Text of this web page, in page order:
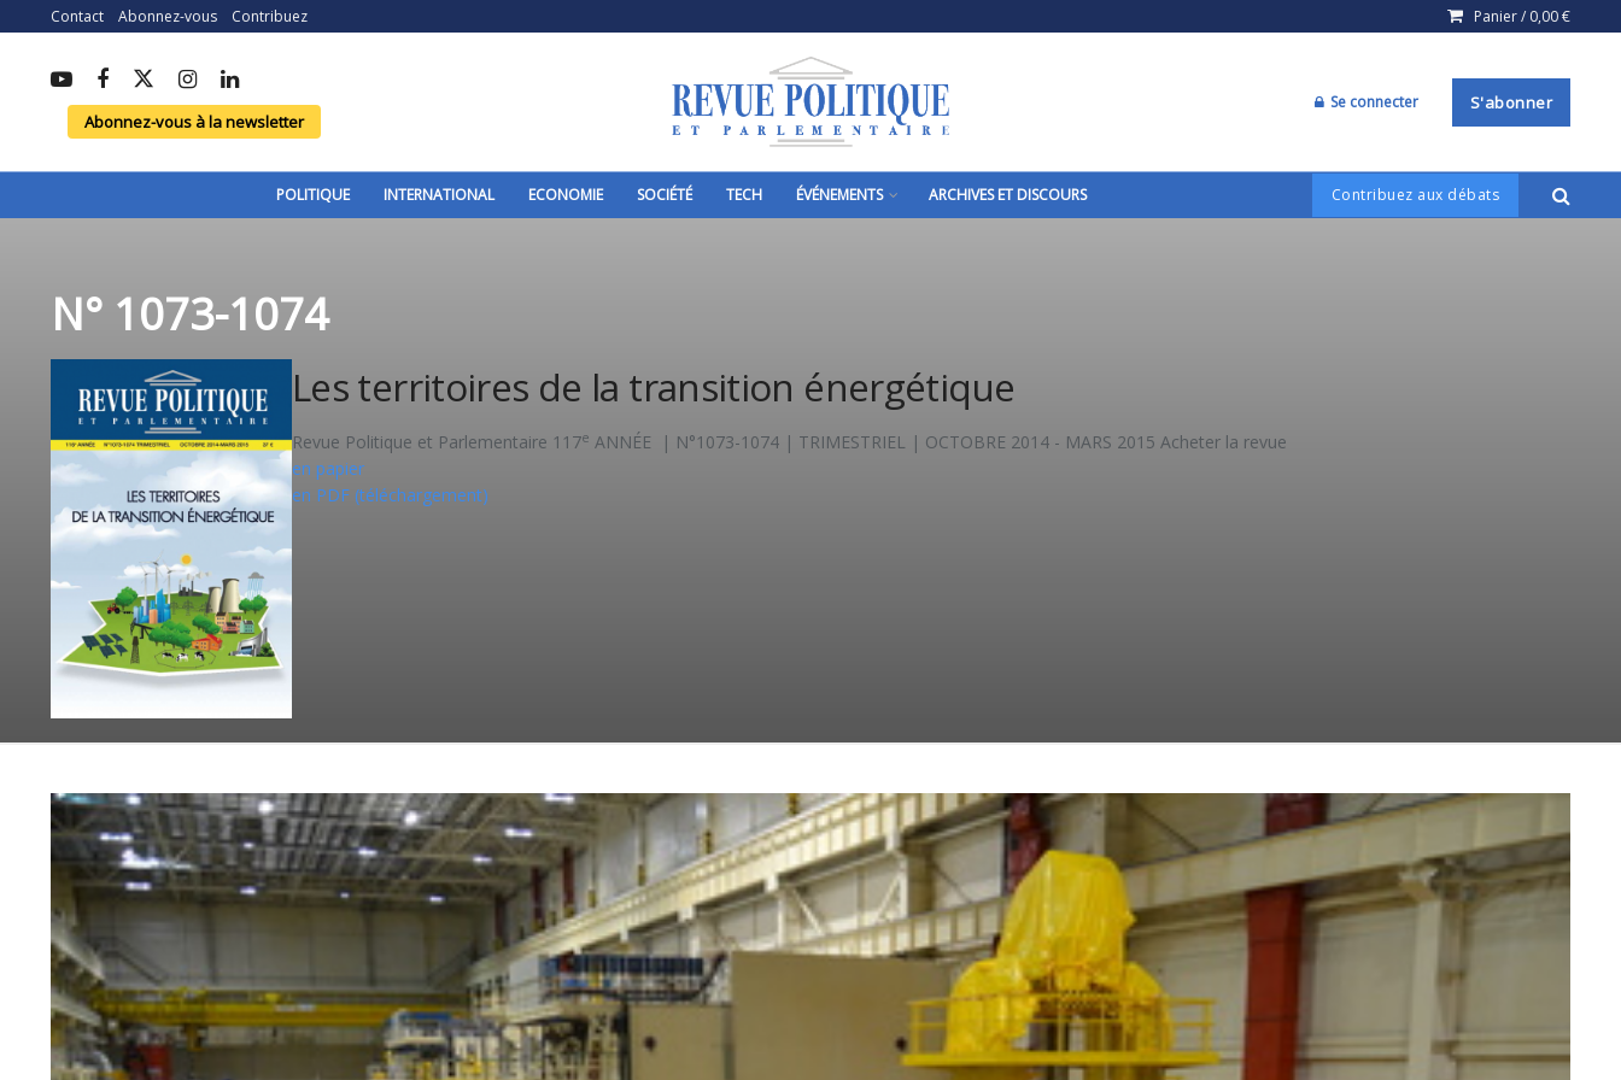
Contact Abonnez-vous Contribuez Panier / 0,00€
Abonnez-vous à la newsletter
Se connecter S'abonner
POLITIQUE INTERNATIONAL ECONOMIE SOCIÉTÉ TECH ÉVÉNEMENTS ARCHIVES ET DISCOURS Contribuez aux débats
N° 1073-1074
Les territoires de la transition énergétique
Revue Politique et Parlementaire 117e ANNÉE | N°1073-1074 | TRIMESTRIEL | OCTOBRE 2014 - MARS 2015 Acheter la revue
en papier
en PDF (téléchargement)